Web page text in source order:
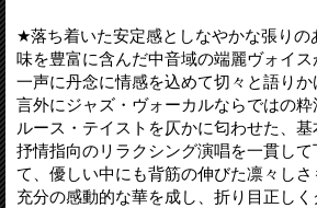
★落ち着いた安定感としなやかな張りの
味を豊富に含んだ中音域の端麗ヴォイ
一声に丹念に情感を込めて切々と語り
言外にジャズ・ヴォーカルならではの
ルース・テイストを仄かに匂わせた、
抒情指向のリラクシング演唱を一貫し
て、優しい中にも背筋の伸びた凛々し
充分の感動的な華を成し、折り目正し